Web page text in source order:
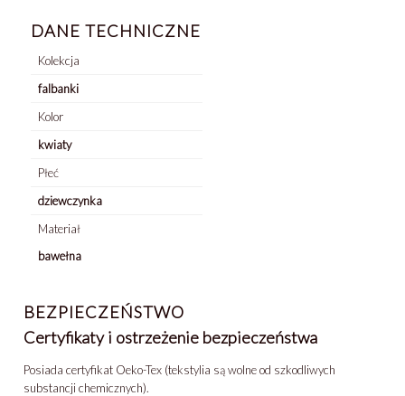
DANE TECHNICZNE
Kolekcja
falbanki
Kolor
kwiaty
Płeć
dziewczynka
Materiał
bawełna
BEZPIECZEŃSTWO
Certyfikaty i ostrzeżenie bezpieczeństwa
Posiada certyfikat Oeko-Tex (tekstylia są wolne od szkodliwych
substancji chemicznych).